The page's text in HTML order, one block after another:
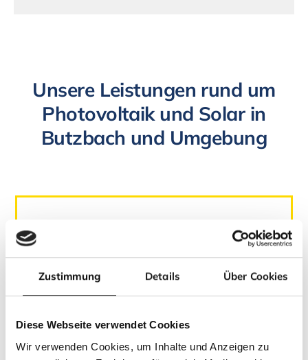
Zustimmung Details Über Cookies
Diese Webseite verwendet Cookies
Wir verwenden Cookies, um Inhalte und Anzeigen zu
Unsere Leistungen rund um
Photovoltaik und Solar in
Butzbach und Umgebung
Privat- und Gewerbekunden.
Hochwertige Komponenten:Einsatz
von Qualitätsprodukten namhafter